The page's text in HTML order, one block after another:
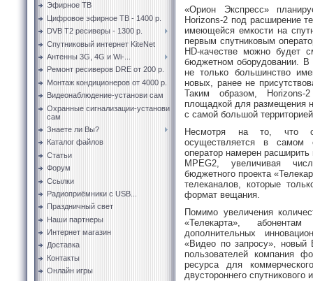
Эфирное ТВ
Цифровое эфирное ТВ - 1400 р.
DVB T2 ресиверы - 1300 р.
Спутниковый интернет KiteNet
Антенны 3G, 4G и Wi-...
Ремонт ресиверов DRE от 200 р.
Монтаж кондиционеров от 4000 р.
Видеонаблюдение-установи сам
Охранные сигнализации-установи
сам
Знаете ли Вы?
Каталог файлов
Статьи
Форум
Ссылки
Радиоприёмники с USB...
Праздничный свет
Наши партнеры
Интернет магазин
Доставка
Контакты
Онлайн игры
«Орион Экспресс»
Horizons-2 под расширение
имеющейся емкости на
первым спутниковым
HD-качестве можно будет
бюджетном оборудовании. В
не только большинство
новых, ранее не
Таким образом, Horizons-2
площадкой для размещения
с самой большой
Несмотря на то, что
осуществляется в самом
оператор намерен
MPEG2, увеличивая
бюджетного проекта
телеканалов, которые
формат вещания.
Помимо увеличения
«Телекарта»,
дополнительных
«Видео по запросу», новый
пользователей компания
ресурса для
двустороннего спутникового